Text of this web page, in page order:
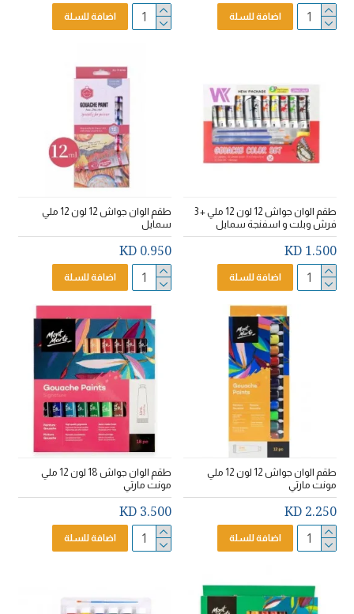
اضافة للسلة اضافة للسلة
طقم الوان جواش 12 لون 12 ملي + 3
فرش وبلت و اسفنجة سمايل
1.500 KD
اضافة للسلة
طقم الوان جواش 12 لون 12 ملي
سمايل
0.950 KD
اضافة للسلة
طقم الوان جواش 12 لون 12 ملي
مونت مارتي
2.250 KD
اضافة للسلة
طقم الوان جواش 18 لون 12 ملي
مونت مارتي
3.500 KD
اضافة للسلة